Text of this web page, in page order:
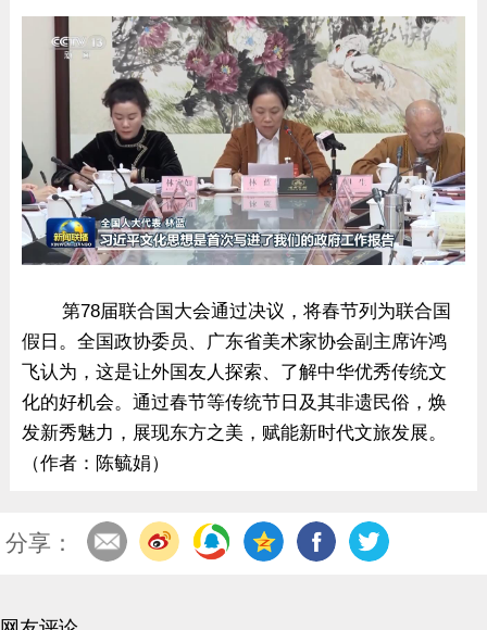
第78届联合国大会通过决议，将春节列为联合国
假日。全国政协委员、广东省美术家协会副主席许鸿
飞认为，这是让外国友人探索、了解中华优秀传统文
化的好机会。通过春节等传统节日及其非遗民俗，焕
发新秀魅力，展现东方之美，赋能新时代文旅发展。
（作者：陈毓娟）
分享：